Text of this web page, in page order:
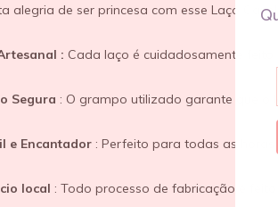
alegria de ser princesa com esse Laço
: Cada laço é cuidadosamente feito
Segura : O grampo utilizado garante que o
e Encantador : Perfeito para todas as
local : Todo processo de fabricação é